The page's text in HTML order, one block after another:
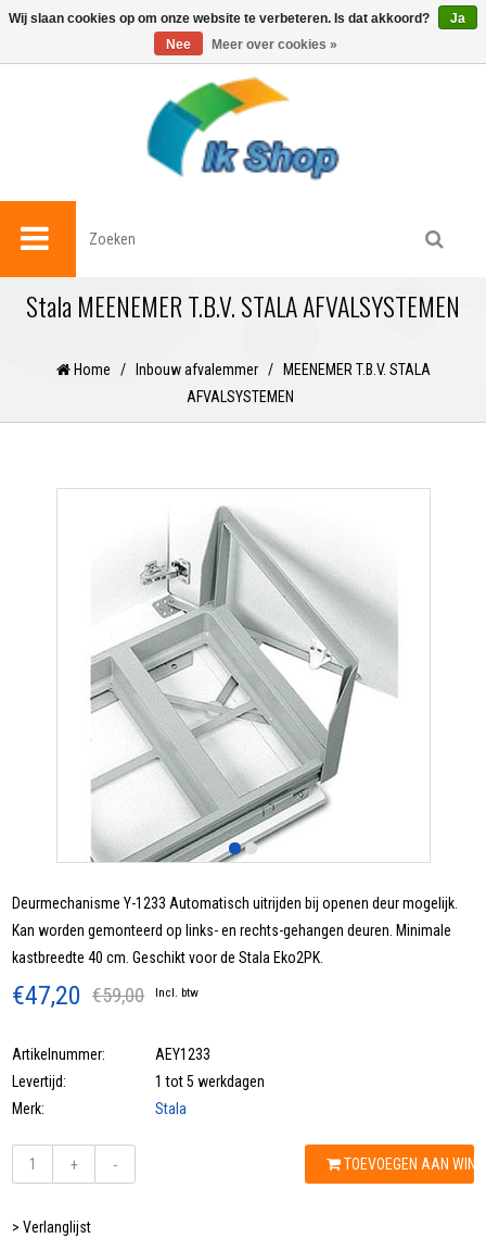
0
Stala MEENEMER T.B.V. STALA AFVALSYSTEMEN
Home / Inbouw afvalemmer /
MEENEMER T.B.V. STALA
AFVALSYSTEMEN
Deurmechanisme Y-1233 Automatisch uitrijden bij openen deur mogelijk.
Kan worden gemonteerd op links- en rechts-gehangen deuren. Minimale
kastbreedte 40 cm. Geschikt voor de Stala Eko2PK.
€47,20 €59,00 Incl. btw
Artikelnummer:
AEY1233
Levertijd:
1 tot 5 werkdagen
Merk:
Stala
+ - TOEVOEGEN AAN
> Verlanglijst
Wij slaan cookies op om onze website te verbeteren. Is dat akkoord?
Ja
Nee
Meer over cookies »